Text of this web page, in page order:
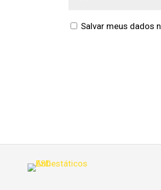
Salvar meus dados